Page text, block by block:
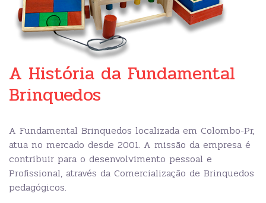
A História da Fundamental
Brinquedos
A Fundamental Brinquedos localizada em Colombo-Pr,
atua no mercado desde 2001. A missão da empresa é
contribuir para o desenvolvimento pessoal e
Profissional, através da Comercialização de Brinquedos
pedagógicos.